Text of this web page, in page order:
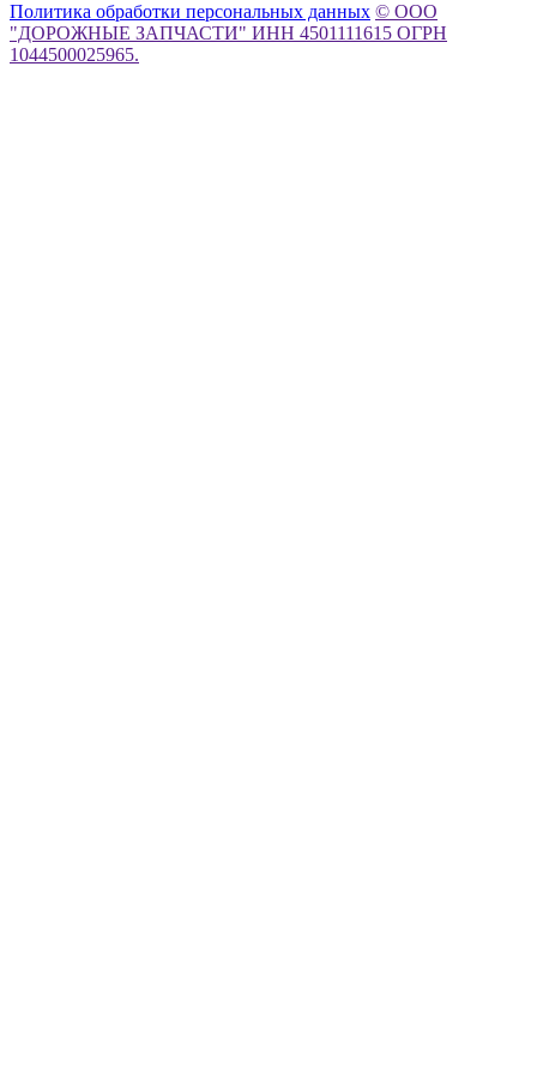
Политика обработки персональных данных © ООО
"ДОРОЖНЫЕ ЗАПЧАСТИ" ИНН 4501111615 ОГРН
1044500025965.